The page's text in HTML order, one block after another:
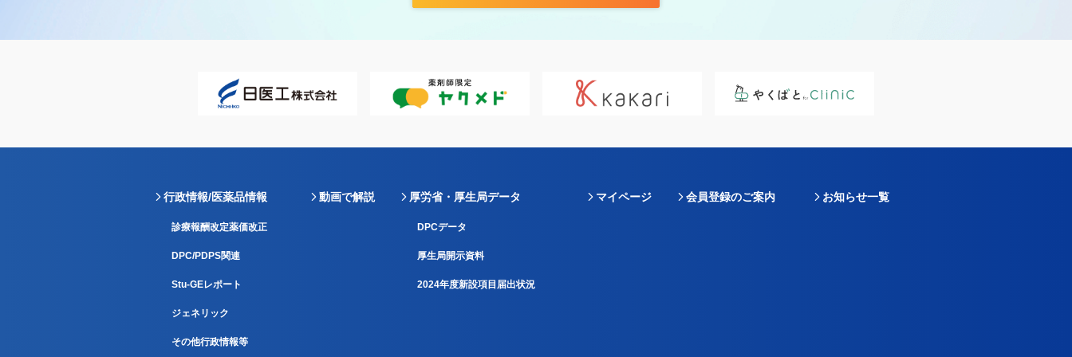
行政情報/医薬品情報
診療報酬改定薬価改正
DPC/PDPS関連
Stu-GEレポート
ジェネリック
その他行政情報等
動画で解説 厚労省・厚生局データ
DPCデータ
厚生局開示資料
2024年度新設項目届出状況
マイページ 会員登録のご案内 お知らせ一覧